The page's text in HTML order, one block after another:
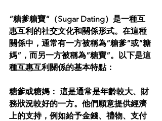
“糖爹糖寶“（Sugar Dating）是一種互
惠互利的社交文化和關係形式。在這種
關係中，通常有一方被稱為”糖爹”或”糖
媽”，而另一方被稱為”糖寶”。以下是這
種互惠互利關係的基本特點：
糖爹或糖媽： 這是通常是年齡較大、財
務狀況較好的一方。他們願意提供經濟
上的支持，例如給予金錢、禮物、支付